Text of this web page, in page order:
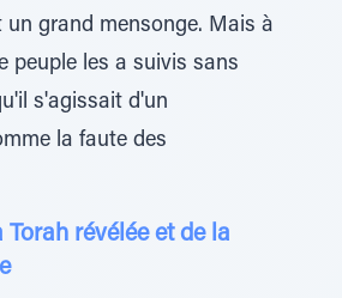
un grand mensonge. Mais à
peuple les a suivis sans
s'agissait d'un
la faute des
Torah révélée et de la